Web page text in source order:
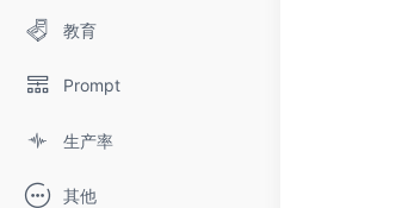
教育
Prompt
生产率
其他